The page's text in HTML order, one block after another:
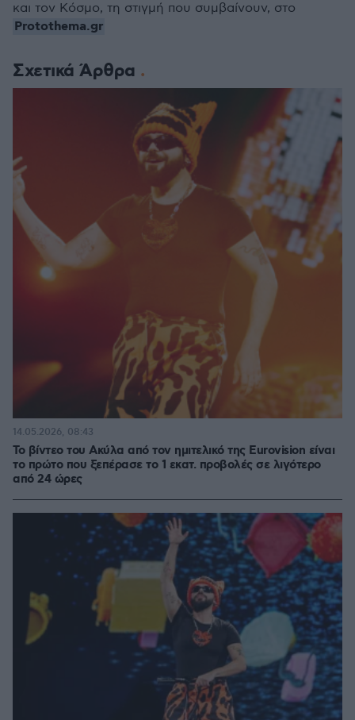
Σχετικά Άρθρα
Το βίντεο του Ακύλα από τον ημιτελικό της Eurovision είναι
το πρώτο που ξεπέρασε το 1 εκατ. προβολές σε λιγότερο
από 24 ώρες
14.05.2026, 08:43
και τον Κόσμο, τη στιγμή που συμβαίνουν, στο
Protothema.gr